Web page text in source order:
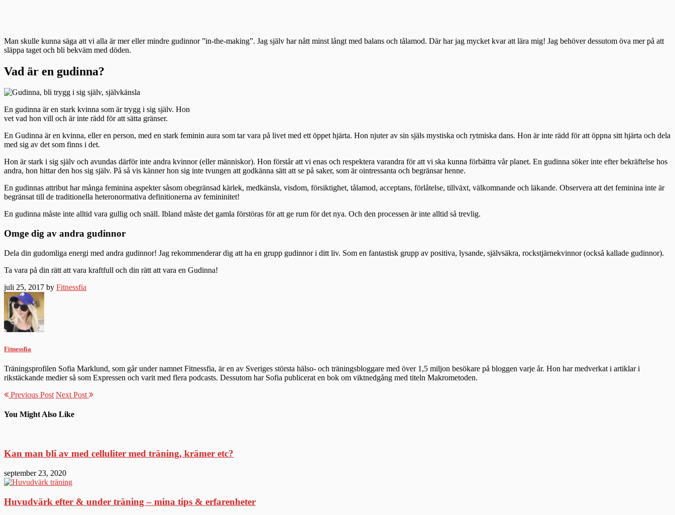
Man skulle kunna säga att vi alla är mer eller mindre gudinnor ”in-the-making”. Jag själv har nått minst långt med balans och tålamod. Där har jag mycket kvar att lära mig! Jag behöver dessutom öva mer på att
släppa taget och bli bekväm med döden.
Vad är en gudinna?
En gudinna är en stark kvinna som är trygg i sig själv. Hon
vet vad hon vill och är inte rädd för att sätta gränser.
En Gudinna är en kvinna, eller en person, med en stark feminin aura som tar vara på livet med ett öppet hjärta. Hon njuter av sin själs mystiska och rytmiska dans. Hon är inte rädd för att öppna sitt hjärta och dela
med sig av det som finns i det.
Hon är stark i sig själv och avundas därför inte andra kvinnor (eller människor). Hon förstår att vi enas och respektera varandra för att vi ska kunna förbättra vår planet. En gudinna söker inte efter bekräftelse hos
andra, hon hittar den hos sig själv. På så vis känner hon sig inte tvungen att godkänna sätt att se på saker, som är ointressanta och begränsar henne.
En gudinnas attribut har många feminina aspekter såsom obegränsad kärlek, medkänsla, visdom, försiktighet, tålamod, acceptans, förlåtelse, tillväxt, välkomnande och läkande. Observera att det feminina inte är
begränsat till de traditionella heteronormativa definitionerna av femininitet!
En gudinna måste inte alltid vara gullig och snäll. Ibland måste det gamla förstöras för att ge rum för det nya. Och den processen är inte alltid så trevlig.
Omge dig av andra gudinnor
Dela din gudomliga energi med andra gudinnor! Jag rekommenderar dig att ha en grupp gudinnor i ditt liv. Som en fantastisk grupp av positiva, lysande, självsäkra, rockstjärnekvinnor (också kallade gudinnor).
Ta vara på din rätt att vara kraftfull och din rätt att vara en Gudinna!
juli 25, 2017 by Fitnessfia
Fitnessfia
Träningsprofilen Sofia Marklund, som går under namnet Fitnessfia, är en av Sveriges största hälso- och träningsbloggare med över 1,5 miljon besökare på bloggen varje år. Hon har medverkat i artiklar i
rikstäckande medier så som Expressen och varit med flera podcasts. Dessutom har Sofia publicerat en bok om viktnedgång med titeln Makrometoden.
Previous Post Next Post
You Might Also Like
Kan man bli av med celluliter med träning, krämer etc?
september 23, 2020
Huvudvärk efter & under träning – mina tips & erfarenheter